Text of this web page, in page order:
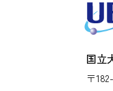
国立
〒